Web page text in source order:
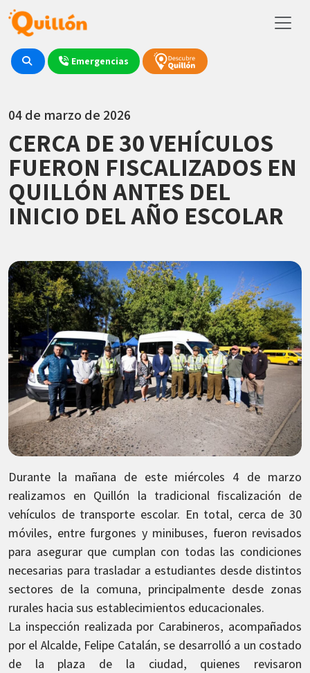
Emergencias
04 de marzo de 2026
CERCA DE 30 VEHÍCULOS
FUERON FISCALIZADOS EN
QUILLÓN ANTES DEL
INICIO DEL AÑO ESCOLAR
Durante la mañana de este miércoles 4 de marzo
realizamos en Quillón la tradicional fiscalización de
vehículos de transporte escolar. En total, cerca de 30
móviles, entre furgones y minibuses, fueron revisados
para asegurar que cumplan con todas las condiciones
necesarias para trasladar a estudiantes desde distintos
sectores de la comuna, principalmente desde zonas
rurales hacia sus establecimientos educacionales.
La inspección realizada por Carabineros, acompañados
por el Alcalde, Felipe Catalán, se desarrolló a un costado
de la plaza de la ciudad, quienes revisaron